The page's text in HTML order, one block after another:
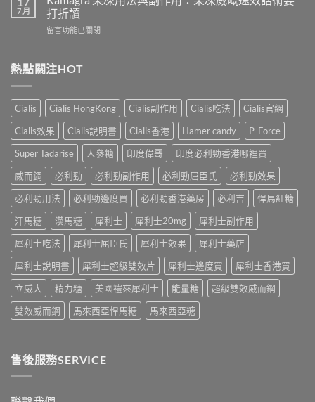
孕
嗎？
實
證
你
真
相，
備
孕
男
必
讀〉
士
怎
位
真
實
體
驗
＋
醫
真
相
大
開〉
中
壯
（伐
地
效
法
與
印
度
Levifil-
20〉
7 月
打折讀
在
凍
用
與
副
作
用：
果
凍
嘅
速
效
術
要
打
折
讀〉
留言功能已關閉
熱點關注HOT
Cialis Cialis HongKong Cialis副作用 Cialis吃法
Cialis官網
Cialis效果
Cialis說明書 Cialis香港 Hamer candy
P-Force
Super Tadarise
人參糖 印度偉哥
印度必利勁香港哪裡買
威而鋼
必利勁 必利勁副作用 必利勁屈臣氏
必利勁效果
必利勁用法
必利勁邊度買 必利勁香港藥房 必利吉
悍馬紅糖
汗馬糖
漢馬糖 犀利士 犀利士20mg
犀利士副作用
犀利士吃法
犀利士屈臣氏 犀利士效果
犀利士藥店
犀利士說明書
犀利士超級雙效片 犀利士邊度買
犀利士香港買
立威大
精力糖 美國禮來犀利士 能量糖
超級雙效威而鋼
雙效威而鋼
馬來西亞悍馬糖 馬來西亞糖
售後服務SERVICE